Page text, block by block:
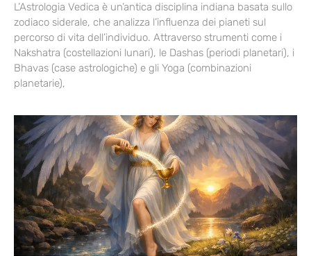
L’Astrologia Vedica è un’antica disciplina indiana basata sullo
zodiaco siderale, che analizza l’influenza dei pianeti sul
percorso di vita dell’individuo. Attraverso strumenti come i
Nakshatra (costellazioni lunari), le Dashas (periodi planetari), i
Bhavas (case astrologiche) e gli Yoga (combinazioni
planetarie),